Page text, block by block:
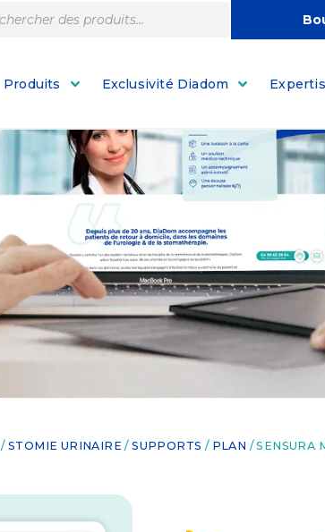
Produits Exclusivité Diadom
/ STOMIE URINAIRE /SUPPORTS / PLAN / SENSURA